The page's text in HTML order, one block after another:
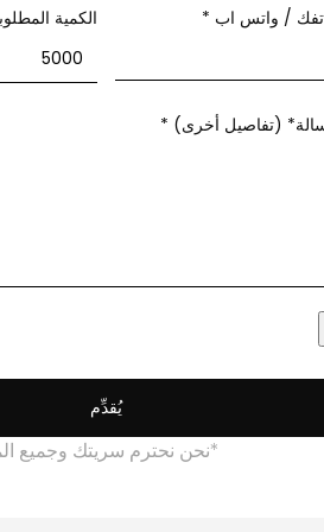
/ واتس اب * الكمية
(تفاصيل أخرى) *
يُقدِّم
*نحن نحترم سريتك وجميع